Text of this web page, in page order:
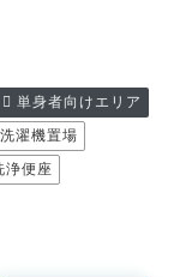
単身者向けエリア
濯機置場
浄便座